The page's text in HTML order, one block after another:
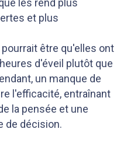
les rend plus
et plus
être qu'elles ont
d'éveil plutôt que
un manque de
l'efficacité, entraînant
la pensée et une
de décision.